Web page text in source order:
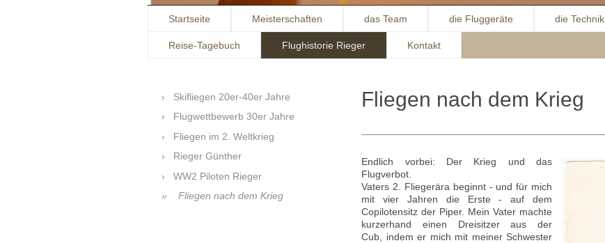
Startseite Meisterschaften das Team die Fluggeräte die Technik
Reise-Tagebuch Flughistorie Rieger Kontakt
Fliegen nach dem Krieg
Endlich vorbei: Der Krieg und das
Flugverbot.
Vaters 2. Fliegerära beginnt - und für mich
mit vier Jahren die Erste - auf dem
Copilotensitz der Piper. Mein Vater machte
kurzerhand einen Dreisitzer aus der
Cub, indem er mich mit meiner Schwester
Skifliegen 20er-40er Jahre
Flugwettbewerb 30er Jahre
Fliegen im 2. Weltkrieg
Rieger Günther
WW2 Piloten Rieger
Fliegen nach dem Krieg